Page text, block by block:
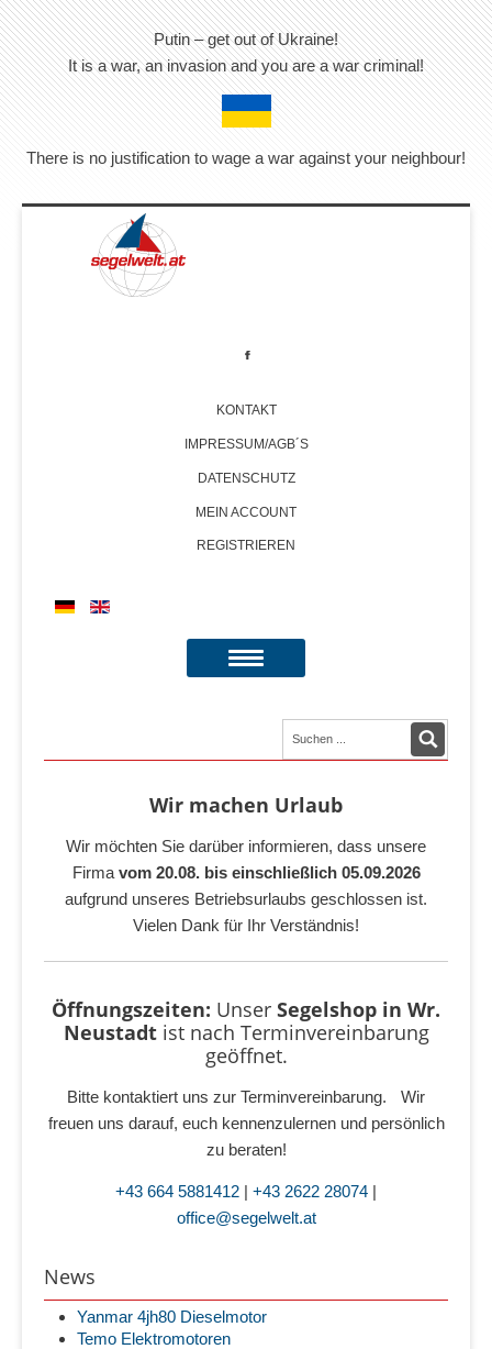
Putin – get out of Ukraine!
It is a war, an invasion and you are a war criminal!
There is no justification to wage a war against your neighbour!
KONTAKT
IMPRESSUM/AGB´S
DATENSCHUTZ
MEIN ACCOUNT
REGISTRIEREN
Wir machen Urlaub
Wir möchten Sie darüber informieren, dass unsere
Firma vom 20.08. bis einschließlich 05.09.2026
aufgrund unseres Betriebsurlaubs geschlossen ist.
Vielen Dank für Ihr Verständnis!
Öffnungszeiten: Unser Segelshop in Wr.
Neustadt ist nach Terminvereinbarung
geöffnet.
Bitte kontaktiert uns zur Terminvereinbarung. Wir
freuen uns darauf, euch kennenzulernen und persönlich
zu beraten!
+43 664 5881412 | +43 2622 28074 |
office@segelwelt.at
News
Yanmar 4jh80 Dieselmotor
Temo Elektromotoren